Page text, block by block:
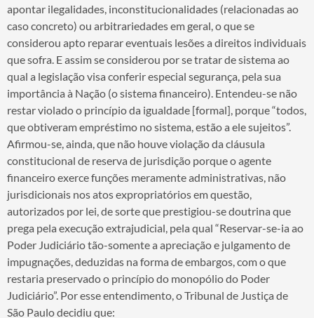
apontar ilegalidades, inconstitucionalidades (relacionadas ao
caso concreto) ou arbitrariedades em geral, o que se
considerou apto reparar eventuais lesões a direitos individuais
que sofra. E assim se considerou por se tratar de sistema ao
qual a legislação visa conferir especial segurança, pela sua
importância à Nação (o sistema financeiro). Entendeu-se não
restar violado o princípio da igualdade [formal], porque “todos,
que obtiveram empréstimo no sistema, estão a ele sujeitos”.
Afirmou-se, ainda, que não houve violação da cláusula
constitucional de reserva de jurisdição porque o agente
financeiro exerce funções meramente administrativas, não
jurisdicionais nos atos expropriatórios em questão,
autorizados por lei, de sorte que prestigiou-se doutrina que
prega pela execução extrajudicial, pela qual “Reservar-se-ia ao
Poder Judiciário tão-somente a apreciação e julgamento de
impugnações, deduzidas na forma de embargos, com o que
restaria preservado o princípio do monopólio do Poder
Judiciário”. Por esse entendimento, o Tribunal de Justiça de
São Paulo decidiu que: